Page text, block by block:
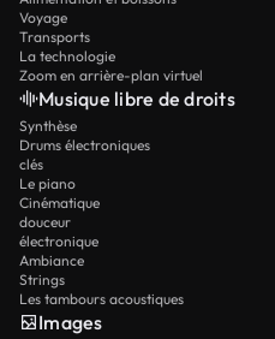
Voyage
Transports
La technologie
Zoom en arrière-plan virtuel
Musique libre de droits
Synthèse
Drums électroniques
clés
Le piano
Cinématique
douceur
électronique
Ambiance
Strings
Les tambours acoustiques
Images